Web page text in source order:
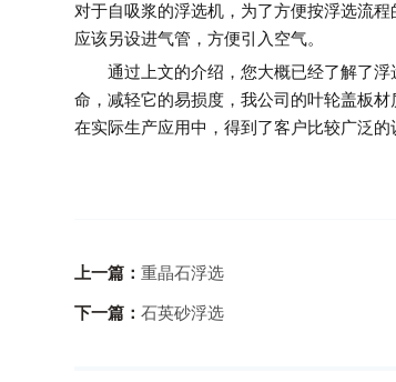
对于自吸浆的浮选机，为了方便按浮选流
应该另设进气管，方便引入空气。
通过上文的介绍，您大概已经了解了浮
命，减轻它的易损度，我公司的叶轮盖板
在实际生产应用中，得到了客户比较广泛的
上一篇：重晶石浮选
下一篇：石英砂浮选